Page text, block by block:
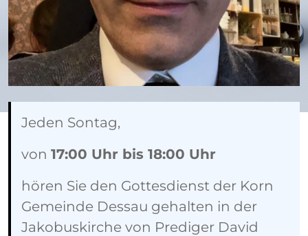
Jeden Sontag,
von 17:00 Uhr bis 18:00 Uhr
hören Sie den Gottesdienst der Korn
Gemeinde Dessau gehalten in der
Jakobuskirche von Prediger David